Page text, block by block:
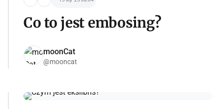
Co to jest embosing?
moonCat
@mooncat